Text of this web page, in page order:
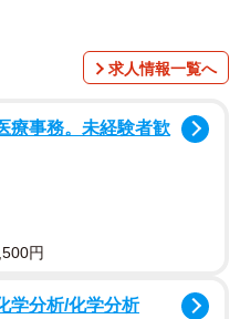
から徒歩約８分の場所にある
求人情報一覧へ
療事務。未経験者歓
円
学分析/化学分析